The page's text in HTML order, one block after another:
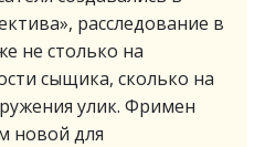
расследование в
не столько на
сыщика, сколько на
улик. Фримен
новой для